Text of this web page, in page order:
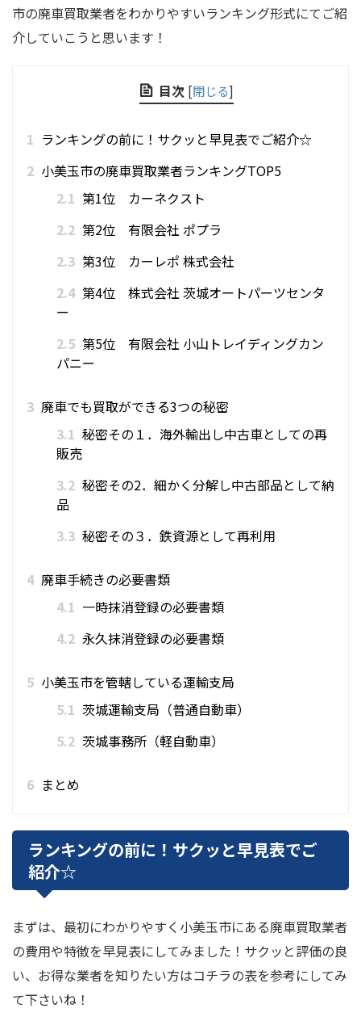
市の廃車買取業者をわかりやすいランキング形式にてご紹
介していこうと思います！
目次 [閉じる]
1 ランキングの前に！サクッと早見表でご紹介☆
2 小美玉市の廃車買取業者ランキングTOP5
2.1 第1位 カーネクスト
2.2 第2位 有限会社 ポプラ
2.3 第3位 カーレポ 株式会社
2.4 第4位 株式会社 茨城オートパーツセンタ
ー
2.5 第5位 有限会社 小山トレイディングカン
パニー
3 廃車でも買取ができる3つの秘密
3.1 秘密その１．海外輸出し中古車としての再
販売
3.2 秘密その2．細かく分解し中古部品として納
品
3.3 秘密その３．鉄資源として再利用
4 廃車手続きの必要書類
4.1 一時抹消登録の必要書類
4.2 永久抹消登録の必要書類
5 小美玉市を管轄している運輸支局
5.1 茨城運輸支局（普通自動車）
5.2 茨城事務所（軽自動車）
6 まとめ
ランキングの前に！サクッと早見表でご
紹介☆
まずは、最初にわかりやすく小美玉市にある廃車買取業者
の費用や特徴を早見表にしてみました！サクッと評価の良
い、お得な業者を知りたい方はコチラの表を参考にしてみ
て下さいね！